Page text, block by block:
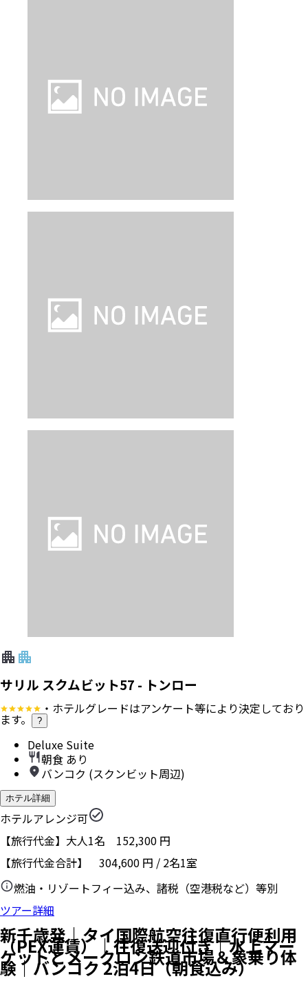
サリル スクムビット57 - トンロー
・ホテルグレードはアンケート等により決定しており
ます。 ?
Deluxe Suite
朝食 あり
バンコク (スクンビット周辺)
ホテル詳細
ホテルアレンジ可
【旅行代金】大人1名 152,300 円
【旅行代金合計】 304,600 円 / 2名1室
燃油・リゾートフィー込み、諸税（空港税など）等別
ツアー詳細
新千歳発｜タイ国際航空往復直行便利用
（PEX運賃）｜往復送迎付き｜水上マー
ケットとメークロン鉄道市場＆象乗り体
験｜バンコク 2泊4日（朝食込み）